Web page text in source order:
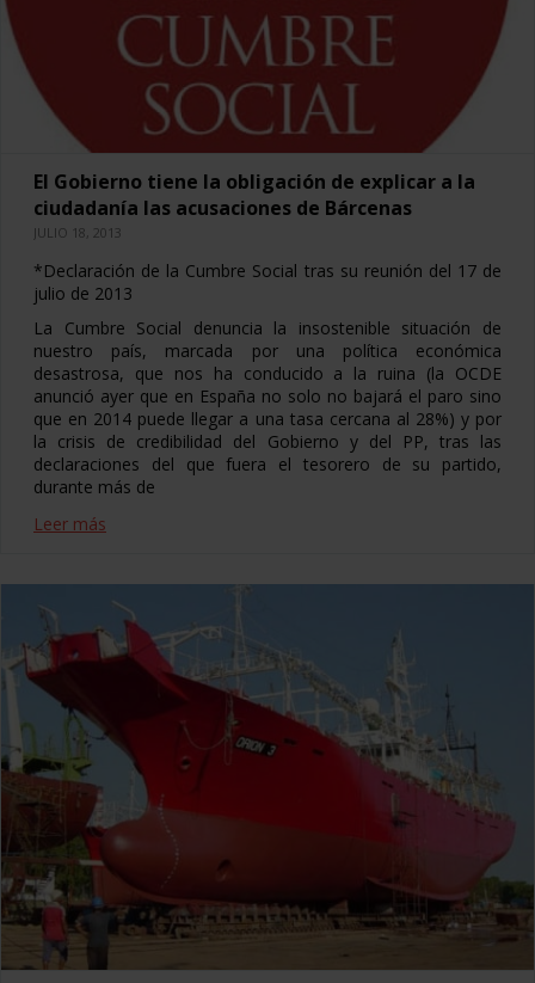
El Gobierno tiene la obligación de explicar a la
ciudadanía las acusaciones de Bárcenas
JULIO 18, 2013
*Declaración de la Cumbre Social tras su reunión del 17 de
julio de 2013
La Cumbre Social denuncia la insostenible situación de
nuestro país, marcada por una política económica
desastrosa, que nos ha conducido a la ruina (la OCDE
anunció ayer que en España no solo no bajará el paro sino
que en 2014 puede llegar a una tasa cercana al 28%) y por
la crisis de credibilidad del Gobierno y del PP, tras las
declaraciones del que fuera el tesorero de su partido,
durante más de
Leer más